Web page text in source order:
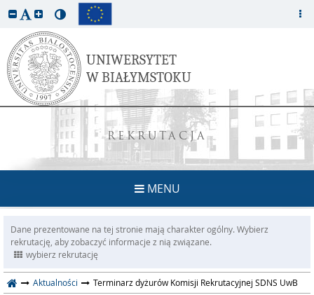
REKRUTACJA
MENU
Dane prezentowane na tej stronie mają charakter ogólny. Wybierz
rekrutację, aby zobaczyć informacje z nią związane.
wybierz rekrutację
Aktualności Terminarz dyżurów Komisji Rekrutacyjnej SDNS UwB